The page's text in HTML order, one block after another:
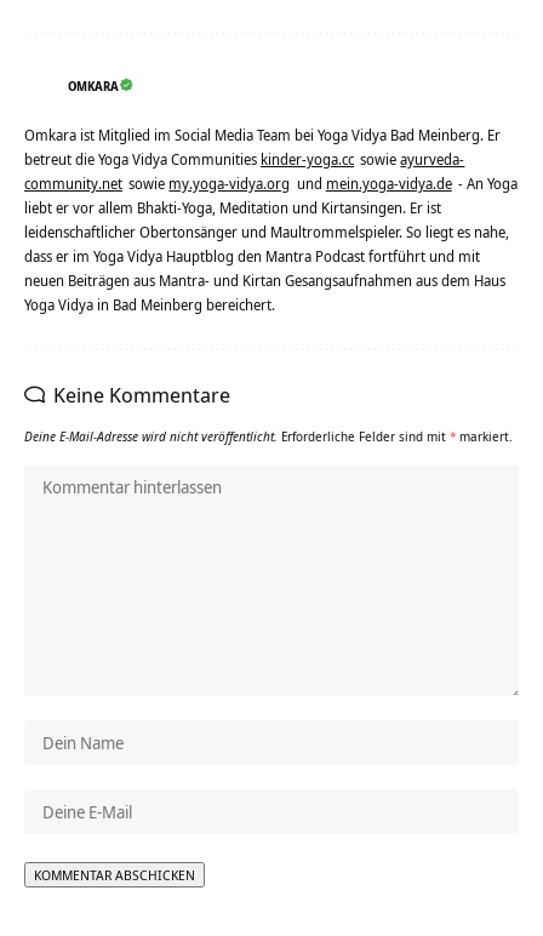
OMKARA
Omkara ist Mitglied im Social Media Team bei Yoga Vidya Bad Meinberg. Er
betreut die Yoga Vidya Communities kinder-yoga.cc sowieayurveda-
community.net sowie my.yoga-vidya.org und mein.yoga-vidya.de - An Yoga
liebt er vor allem Bhakti-Yoga, Meditation und Kirtansingen. Er ist
leidenschaftlicher Obertonsänger und Maultrommelspieler. So liegt es nahe,
dass er im Yoga Vidya Hauptblog den Mantra Podcast fortführt und mit
neuen Beiträgen aus Mantra- und Kirtan Gesangsaufnahmen aus dem Haus
Yoga Vidya in Bad Meinberg bereichert.
Keine Kommentare
Deine E-Mail-Adresse wird nicht veröffentlicht. Erforderliche Felder sind mit * markiert.